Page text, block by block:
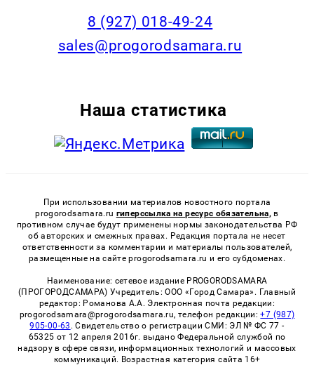
8 (927) 018-49-24
sales@progorodsamara.ru
Наша статистика
При использовании материалов новостного портала
progorodsamara.ru гиперссылка на ресурс обязательна, в
противном случае будут применены нормы законодательства РФ
об авторских и смежных правах. Редакция портала не несет
ответственности за комментарии и материалы пользователей,
размещенные на сайте progorodsamara.ru и его субдоменах.
Наименование: сетевое издание PROGORODSAMARA
(ПРОГОРОДСАМАРА) Учредитель: ООО «Город Самара». Главный
редактор: Романова А.А. Электронная почта редакции:
progorodsamara@progorodsamara.ru, телефон редакции:+7 (987)
905-00-63 . Свидетельство о регистрации СМИ: ЭЛ № ФС 77 -
65325 от 12 апреля 2016г. выдано Федеральной службой по
надзору в сфере связи, информационных технологий и массовых
коммуникаций. Возрастная категория сайта 16+